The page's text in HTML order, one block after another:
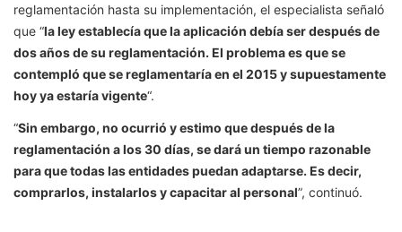
reglamentación hasta su implementación, el especialista señaló
que “la ley establecía que la aplicación debía ser después de
dos años de su reglamentación. El problema es que se
contempló que se reglamentaría en el 2015 y supuestamente
hoy ya estaría vigente“.
“Sin embargo, no ocurrió y estimo que después de la
reglamentación a los 30 días, se dará un tiempo razonable
para que todas las entidades puedan adaptarse. Es decir,
comprarlos, instalarlos y capacitar al personal”, continuó.